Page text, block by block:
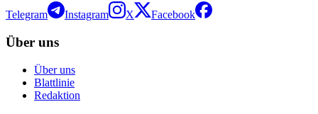
Telegram Instagram X Facebook
Über uns
Über uns
Blattlinie
Redaktion